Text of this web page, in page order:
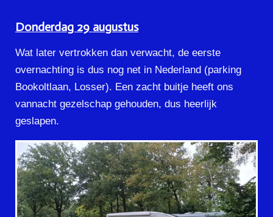
Donderdag 29 augustus
Wat later vertrokken dan verwacht, de eerste
overnachting is dus nog net in Nederland (parking
Bookoltlaan, Losser). Een zacht buitje heeft ons
vannacht gezelschap gehouden, dus heerlijk
geslapen.